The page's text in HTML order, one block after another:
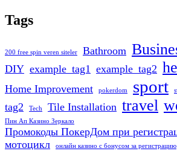
Tags
200 free spin veren siteler Bathroom
DIY example_tag1 example_tag2
Home Improvement pokerdom sport
tag2
Tech Tile Installation travel
Пин Ап Казино Зеркало
Промокоды ПокерДом при
мотоцикл онлайн казино с бонусом за регистрацию